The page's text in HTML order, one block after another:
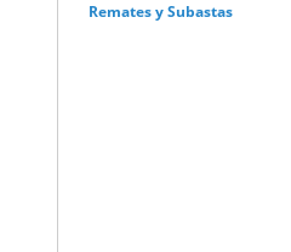
Remates y Subastas